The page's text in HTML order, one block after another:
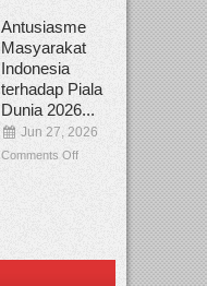
Antusiasme
Masyarakat
Indonesia
terhadap Piala
Dunia 2026...
Jun 27, 2026
Comments Off